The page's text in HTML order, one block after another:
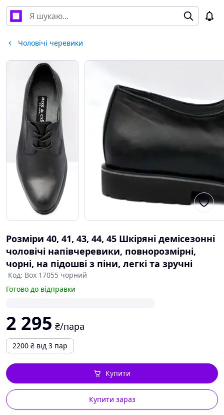
Чоловічі черевики
Розміри 40, 41, 43, 44, 45 Шкіряні демісезонні
чоловічі напівчеревики, повнорозмірні,
чорні, на підошві з піни, легкі та зручні
Код: Box 17055 чорний
Готово до відправки
2 295 ₴/пара
2200 ₴ від 3 пар
Купити зараз
Купити